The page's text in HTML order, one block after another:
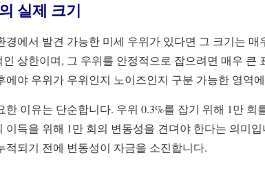
실제 크기
경에서 발견 가능한 미세 우위가 있다면 그 크기는 매
상한이며, 그 우위를 안정적으로 잡으려면 매우 큰
에야 우위가 우위인지 노이즈인지 구분 가능한 영역
한 이유는 단순합니다. 우위 0.3%를 잡기 위해 1만 회
이득을 위해 1만 회의 변동성을 견뎌야 한다는 의미
적되기 전에 변동성이 자금을 소진합니다.